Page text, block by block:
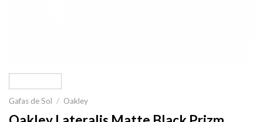
Gafas de Sol / Oakley